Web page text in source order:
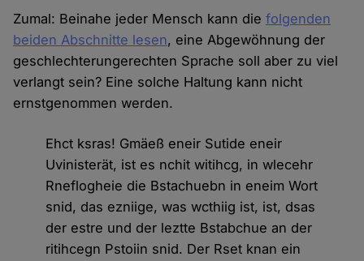
Zumal: Beinahe jeder Mensch kann diefolgenden
beiden Abschnitte lesen, eine Abgewöhnung der
geschlechterungerechten Sprache soll aber zu viel
verlangt sein? Eine solche Haltung kann nicht
ernstgenommen werden.
Ehct ksras! Gmäeß eneir Sutide eneir
Uvinisterät, ist es nchit witihcg, in wlecehr
Rneflogheie die Bstachuebn in eneim Wort
snid, das ezniige, was wcthiig ist, ist, dsas
der estre und der leztte Bstabchue an der
ritihcegn Pstoiin snid. Der Rset knan ein